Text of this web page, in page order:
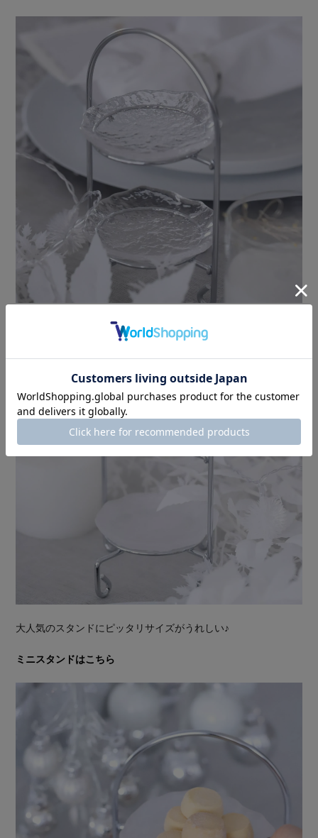
大人気のスタンドにピッタリサイズがうれしい♪
ミニスタンドはこちら